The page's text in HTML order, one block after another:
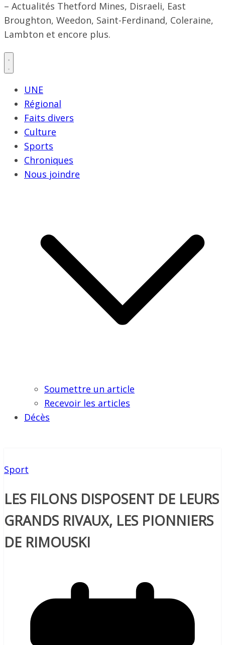
– Actualités Thetford Mines, Disraeli, East
Broughton, Weedon, Saint-Ferdinand, Coleraine,
Lambton et encore plus.
UNE
Régional
Faits divers
Culture
Sports
Chroniques
Nous joindre
Soumettre un article
Recevoir les articles
Décès
Sport
LES FILONS DISPOSENT DE LEURS
GRANDS RIVAUX, LES PIONNIERS
DE RIMOUSKI